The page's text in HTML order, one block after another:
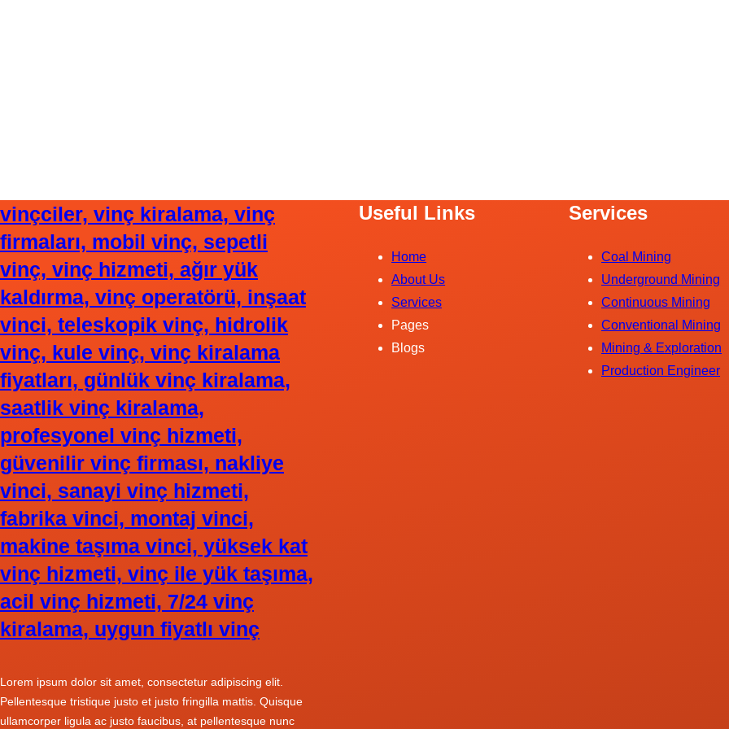
vinçciler, vinç kiralama, vinç
firmaları, mobil vinç, sepetli
vinç, vinç hizmeti, ağır yük
kaldırma, vinç operatörü, inşaat
vinci, teleskopik vinç, hidrolik
vinç, kule vinç, vinç kiralama
fiyatları, günlük vinç kiralama,
saatlik vinç kiralama,
profesyonel vinç hizmeti,
güvenilir vinç firması, nakliye
vinci, sanayi vinç hizmeti,
fabrika vinci, montaj vinci,
makine taşıma vinci, yüksek kat
vinç hizmeti, vinç ile yük taşıma,
acil vinç hizmeti, 7/24 vinç
kiralama, uygun fiyatlı vinç
Lorem ipsum dolor sit amet, consectetur adipiscing elit.
Pellentesque tristique justo et justo fringilla mattis. Quisque
ullamcorper ligula ac justo faucibus, at pellentesque nunc
Useful Links
Home
About Us
Services
Pages
Blogs
Services
Coal Mining
Underground Mining
Continuous Mining
Conventional Mining
Mining & Exploration
Production Engineer